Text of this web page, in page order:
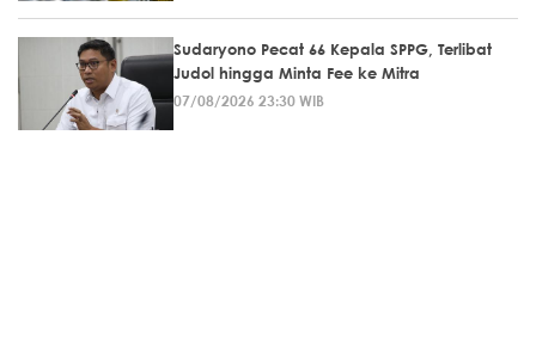
Sudaryono Pecat 66 Kepala SPPG, Terlibat
Judol hingga Minta Fee ke Mitra
07/08/2026 23:30 WIB